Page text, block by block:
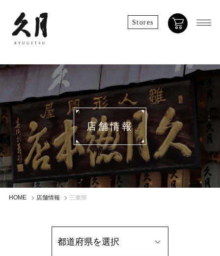
Stores
店舗情報
HOME 店舗情報 三重県